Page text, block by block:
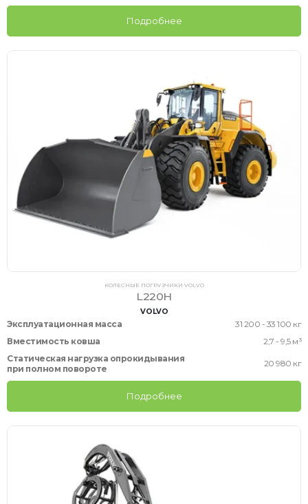
Подробнее
КОЛЕСНЫЕ ПОГРУЗЧИКИ VOLVO
L220H
VOLVO
Эксплуатационная масса
31 200 - 33 100 кг
Вместимость ковша
2,7 - 9,5 м³
Статическая нагрузка опрокидывания
при полном повороте
20 980 кг
Подробнее